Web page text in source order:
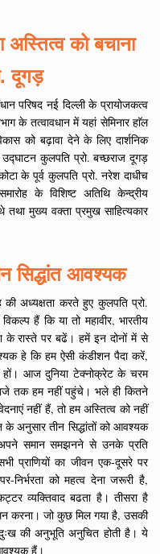
अस्तित्व को बचाना
दूगड़
परिषद नई दिल्ली के प्रायोजकत्व
के तत्वावधान में यहां सेमिनार हाॅल
को बढ़ावा देने के लिए दार्शनिक
उद्घाटन कुलपति प्रो. बच्छराज दूगड़
कोटा के पूर्व कुलपति प्रो. नरेश दाधीच
के विशिष्ट अतिथि केन्द्रीय
तथा मुख्य वक्ता प्रमुख साहित्यकार
सिद्धांत आवश्यक
की अध्यक्षता करते हुए कुलपति प्रो.
हैं कि या तो महावीर, भारतीय
के रास्ते पर बढें। हमें इन दोनों में से
हे कि हम ऐसी कंडीशन पैदा करें,
हों। आज दुनिया टेक्नोक्रेट के चरम
तक हम नहीं पहुंचे। भले ही कितने
नहीं हैं, तो हम अस्तित्व को नहीं
अनुसार तीन सिद्धांतों को आवश्यक
अपने समान समझनने से उनके प्रति
प्राणियों का जीवन एक-दूसरे पर
निर्भरता को महत्व देना जरूरी है,
व्यक्तिवाद बढता है। तीसरा है
करना। जो कुछ मिल गया है, उसकी
की अनुभूति अनुचित होती है। ये
हैं।